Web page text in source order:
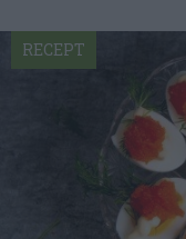
RECEPT